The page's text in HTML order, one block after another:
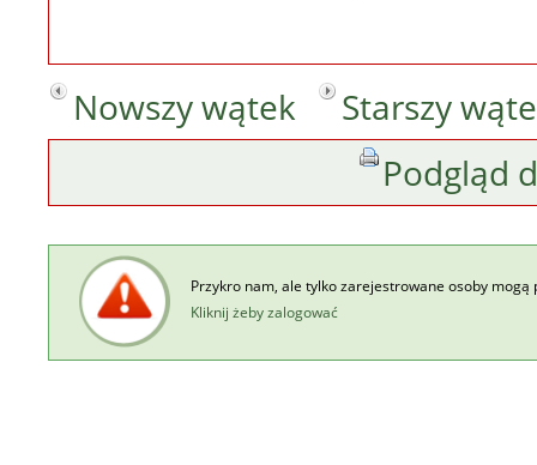
Nowszy wątek
Starszy
Podgląd
Przykro nam, ale tylko zarejestrowane osoby mogą
Kliknij żeby zalogować